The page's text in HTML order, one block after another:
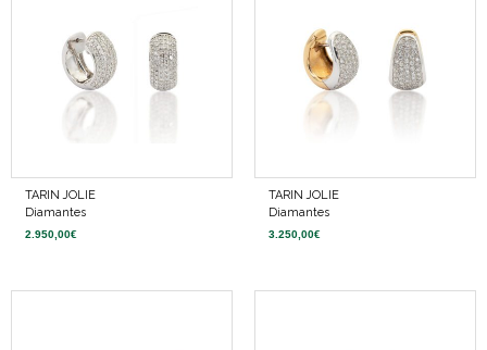
TARIN JOLIE
Diamantes
2.950,00€
TARIN JOLIE
Diamantes
3.250,00€